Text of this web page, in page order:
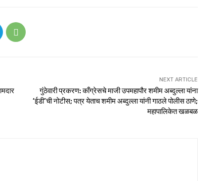
NEXT ARTICLE
गुंठेवारी प्रकरण: काँग्रेसचे माजी उपमहापौर शमीम अब्दुल्ला यांना
‘ईडी’ची नोटीस; पत्र येताच शमीम अब्दुल्ला यांनी गाठले पोलीस ठाणे;
महापालिकेत खळबळ